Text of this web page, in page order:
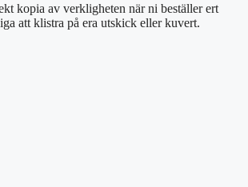
kopia av verkligheten när ni beställer ert
att klistra på era utskick eller kuvert.